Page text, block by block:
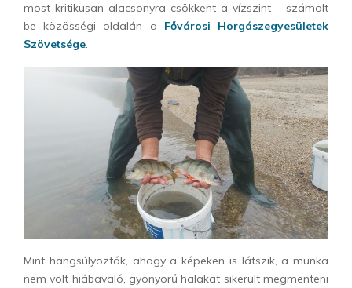
most kritikusan alacsonyra csökkent a vízszint – számolt
be közösségi oldalán a Fővárosi Horgászegyesületek
Szövetsége.
Mint hangsúlyozták, ahogy a képeken is látszik, a munka
nem volt hiábavaló, gyönyörű halakat sikerült megmenteni